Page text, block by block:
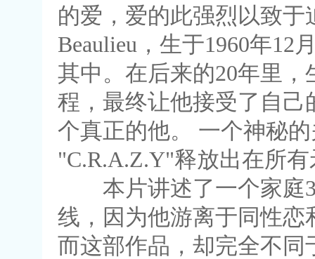
的爱，爱的此强烈以致于
Beaulieu，生于1960年12
其中。在后来的20年里
程，最终让他接受了自
个真正的他。 一个神秘
"C.R.A.Z.Y"释放出在所
本片讲述了一个家庭
线，因为他游离于同性
而这部作品，却完全不